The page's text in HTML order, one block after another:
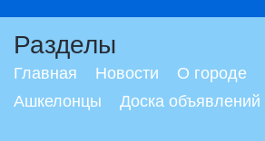
Разделы
Главная Новости О городе
Ашкелонцы
Доска объявлений